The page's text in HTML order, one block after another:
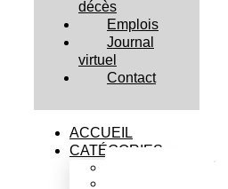
décès
Emplois
Journal
virtuel
Contact
ACCUEIL
CATÉGORIES